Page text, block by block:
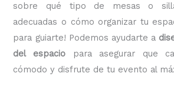
sobre qué tipo de mesas o
adecuadas o cómo organizar tu
para guiarte! Podemos ayudarte a
del espacio para asegurar que
cómodo y disfrute de tu evento al